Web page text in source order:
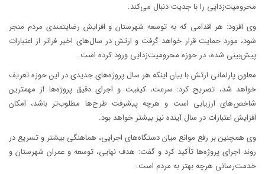
محرومیت‌زدایی را با جدیت دنبال می‌کند.
وی افزود: هر اقدامی که به توسعه شهرستان و افزایش رضایتمندی مردم منجر
شود، مورد حمایت قرار خواهد گرفت و ارتش در سال‌های اخیر فراتر از اعتبارات
پیش‌بینی شده، در حوزه محرومیت‌زدایی ورود کرده است.
معاون پارلمانی ارتش با بیان اینکه هر سال پروژه‌های جدیدی در این حوزه تعریف
خواهد شد، تصریح کرد: سرعت، کیفیت و اجرای دقیق پروژه‌ها از مهمترین
شاخص‌های ارزیابی است و هرچه پیشرفت طرح‌ها مطلوب‌تر باشد، امکان
افزایش اعتبارات در سال آینده نیز بیشتر خواهد بود.
وی همچنین بر رفع موانع میان دستگاه‌های اجرایی، هماهنگی بیشتر و تسریع در
روند اجرای پروژه‌ها تأکید کرد و گفت: هدف نهایی، توسعه و عمران شهرستان و
خدمت‌رسانی هرچه بهتر به مردم است.